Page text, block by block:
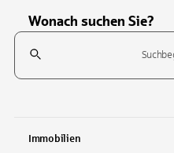
Wonach suchen Sie?
Suchfeld
Immobilien